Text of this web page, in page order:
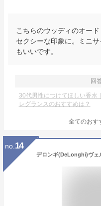
こちらのウッディのオー
セクシーな印象に。ミニ
もいいです。
回
30代男性につけてほしい香水
レグランスのおすすめは？
全てのおす
no. 14